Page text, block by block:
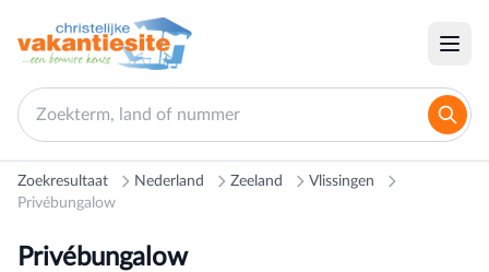
Zoekresultaat Nederland Zeeland
Vlissingen
Privébungalow
Privébungalow